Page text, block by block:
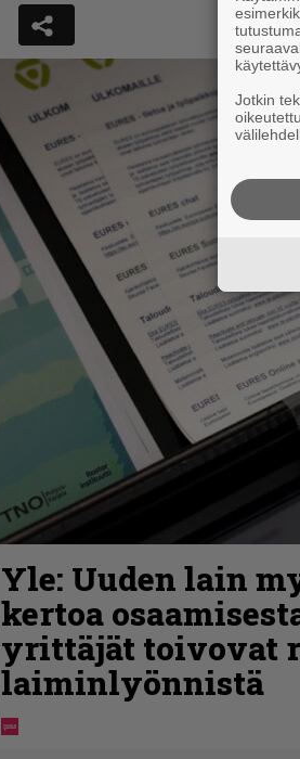
Yle: Uuden lain
kertoa
yrittäjät toivovat
laiminlyönnistä
Jotkin